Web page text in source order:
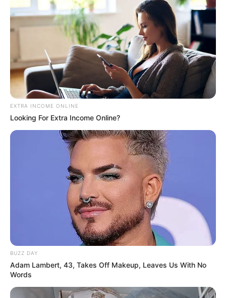
EXTRA INCOME ONLINE
Looking For Extra Income Online?
BUZZ DAY
Adam Lambert, 43, Takes Off Makeup, Leaves Us With No
Words